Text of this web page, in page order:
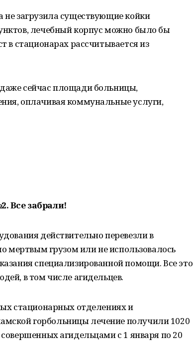
загрузила существующие койки
лечебный корпус можно было бы
в стационарах рассчитывается из
сейчас площади больницы,
оплачивая коммунальные услуги,
Все забрали!
действительно перевезли в
мертвым грузом или не использовалось
специализированной помощи. Все это
в том числе агидельцев.
стационарных отделениях и
горбольницы лечение получили 1020
агидельцами с 1 января по 20